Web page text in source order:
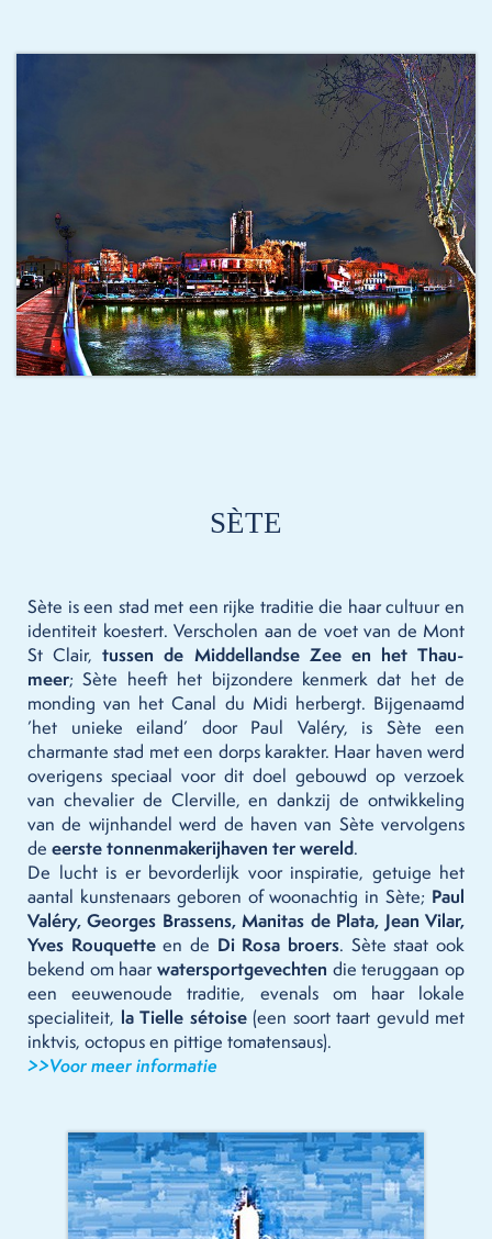
SÈTE
Sète is een stad met een rijke traditie die haar cultuur en
identiteit koestert. Verscholen aan de voet van de Mont
St Clair,tussen de Middellandse Zee en het Thau-
meer; Sète heeft het bijzondere kenmerk dat het de
monding van het Canal du Midi herbergt. Bijgenaamd
’het unieke eiland’ door Paul Valéry, is Sète een
charmante stad met een dorps karakter. Haar haven werd
overigens speciaal voor dit doel gebouwd op verzoek
van chevalier de Clerville, en dankzij de ontwikkeling
van de wijnhandel werd de haven van Sète vervolgens
de eerste tonnenmakerijhaven ter wereld.
De lucht is er bevorderlijk voor inspiratie, getuige het
aantal kunstenaars geboren of woonachtig in Sète; Paul
Valéry, Georges Brassens, Manitas de Plata, Jean Vilar,
Yves Rouquetteen de Di Rosa broers. Sète staat ook
bekend om haarwatersportgevechten die teruggaan op
een eeuwenoude traditie, evenals om haar lokale
specialiteit, la Tielle sétoise(een soort taart gevuld met
inktvis, octopus en pittige tomatensaus).
>>Voor meer informatie